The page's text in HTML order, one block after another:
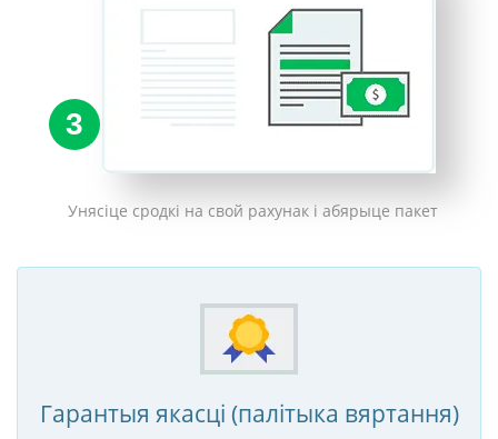
3
Унясіце сродкі на свой рахунак і абярыце пакет
Гарантыя якасці (палітыка вяртання)